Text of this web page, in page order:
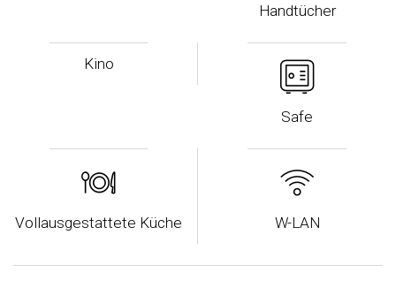
Handtücher
Kino
Safe
Vollausgestattete Küche W-LAN